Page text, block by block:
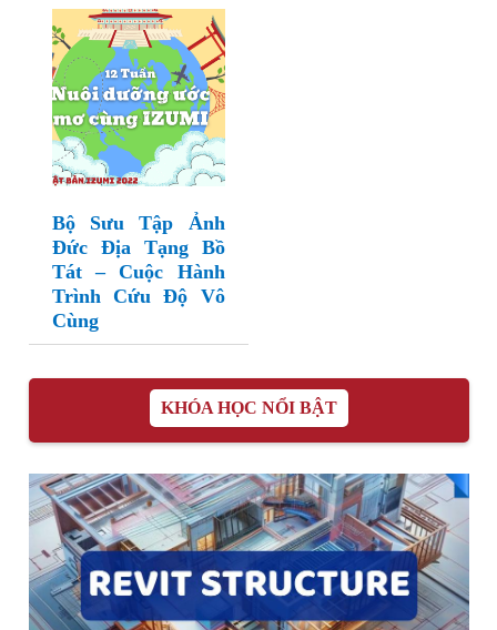
Bộ Sưu Tập Ảnh
Đức Địa Tạng Bồ
Tát – Cuộc Hành
Trình Cứu Độ Vô
Cùng
KHÓA HỌC NỔI BẬT